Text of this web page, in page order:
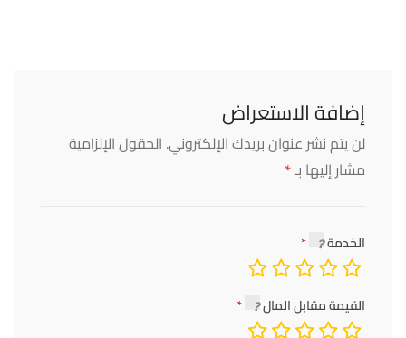
إضافة الاستعراض
لن يتم نشر عنوان بريدك الإلكتروني. الحقول الإلزامية
مشار إليها بـ*
الخدمة
القيمة مقابل المال